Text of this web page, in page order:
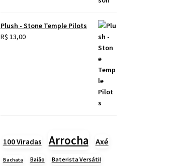
Plush - Stone Temple Pilots
R$ 13,00
100 Viradas Arrocha Axé
Bachata Baião Baterista Versátil